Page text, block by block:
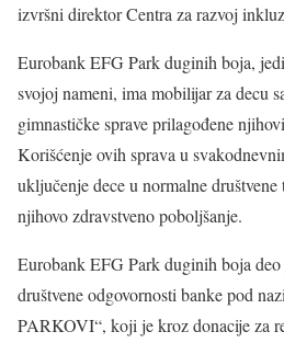
izvršni direktor Centra za razvoj
Eurobank EFG Park duginih boja,
svojoj nameni, ima mobilijar za decu
gimnastičke sprave prilagođene
Korišćenje ovih sprava u
uključenje dece u normalne
njihovo zdravstveno poboljšanje.
Eurobank EFG Park duginih boja
društvene odgovornosti banke pod
PARKOVI“, koji je kroz donacije za